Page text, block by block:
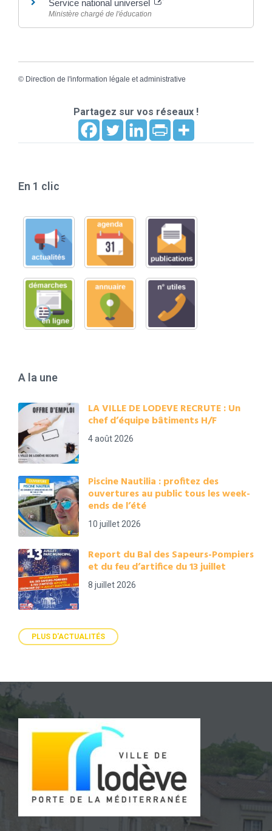
Service national universel
Ministère chargé de l'éducation
© Direction de l'information légale et administrative
Partagez sur vos réseaux !
En 1 clic
A la une
LA VILLE DE LODEVE RECRUTE : Un
chef d’équipe bâtiments H/F
4 août 2026
Piscine Nautilia : profitez des
ouvertures au public tous les week-
ends de l’été
10 juillet 2026
Report du Bal des Sapeurs-Pompiers
et du feu d’artifice du 13 juillet
8 juillet 2026
PLUS D'ACTUALITÉS